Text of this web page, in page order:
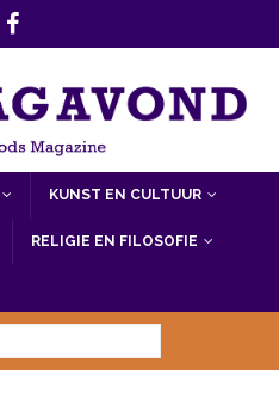
KUNST EN CULTUUR
RELIGIE EN FILOSOFIE